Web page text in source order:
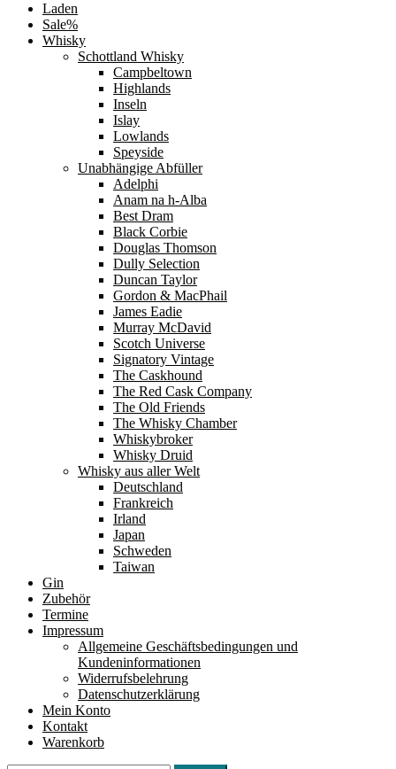
Laden
Sale%
Whisky
Schottland Whisky
Campbeltown
Highlands
Inseln
Islay
Lowlands
Speyside
Unabhängige Abfüller
Adelphi
Anam na h-Alba
Best Dram
Black Corbie
Douglas Thomson
Dully Selection
Duncan Taylor
Gordon & MacPhail
James Eadie
Murray McDavid
Scotch Universe
Signatory Vintage
The Caskhound
The Red Cask Company
The Old Friends
The Whisky Chamber
Whiskybroker
Whisky Druid
Whisky aus aller Welt
Deutschland
Frankreich
Irland
Japan
Schweden
Taiwan
Gin
Zubehör
Termine
Impressum
Allgemeine Geschäftsbedingungen und
Kundeninformationen
Widerrufsbelehrung
Datenschutzerklärung
Mein Konto
Kontakt
Warenkorb